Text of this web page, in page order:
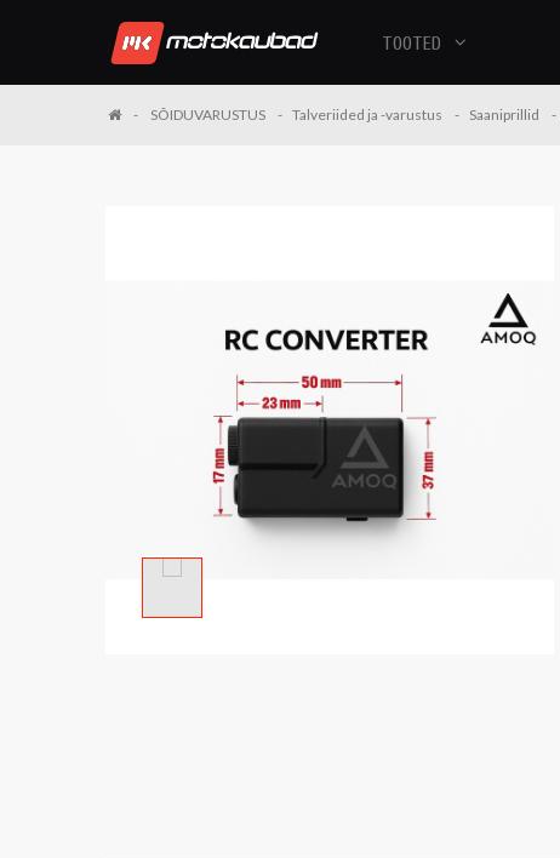
TOOTED
SÕIDUVARUSTUS Talveriided ja -varustus Saaniprillid